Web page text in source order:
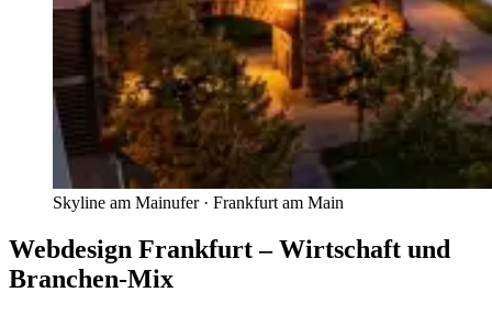
Skyline am Mainufer· Frankfurt am Main
Webdesign Frankfurt – Wirtschaft und
Branchen-Mix